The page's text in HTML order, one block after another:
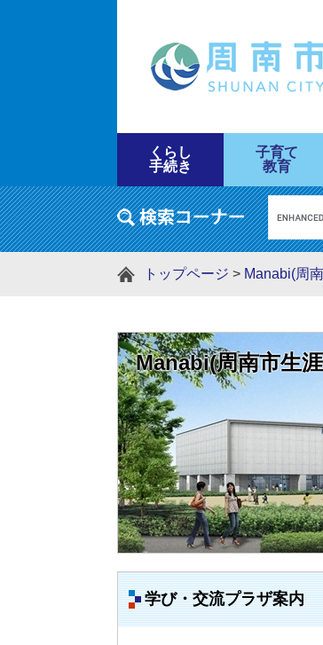
くらし
手続き
子育て
教育
トップページ > Manabi(周
Manabi(周南市生涯
学び・交流プラザ案内